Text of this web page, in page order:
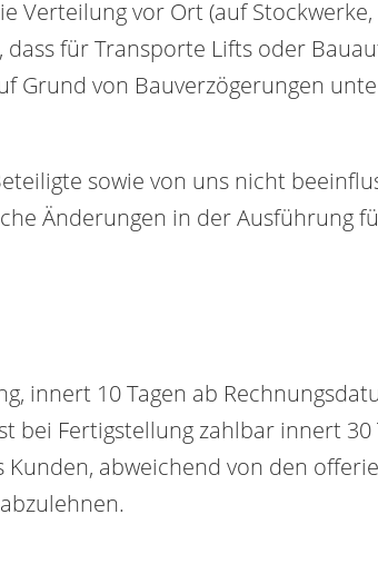
Verteilung vor Ort (auf Stockwerke,
für Transporte Lifts oder
Grund von Bauverzögerungen
sowie von uns nicht
Änderungen in der Ausführung
innert 10 Tagen ab
bei Fertigstellung zahlbar innert 30
abweichend von den